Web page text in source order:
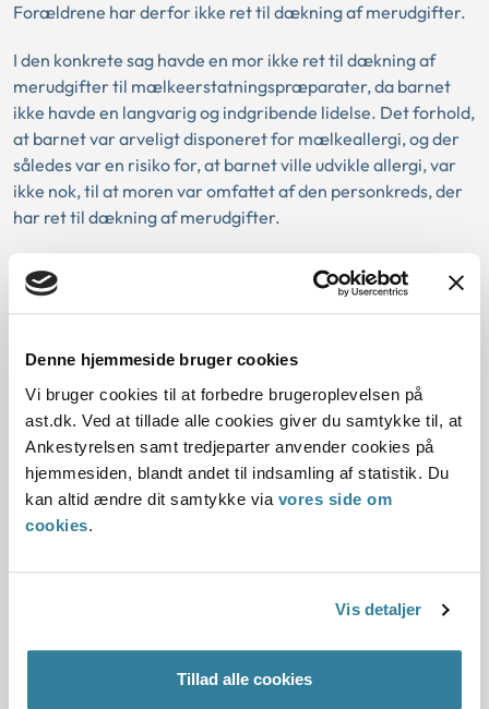
Denne hjemmeside bruger cookies
Vi bruger cookies til at forbedre brugeroplevelsen på
ast.dk. Ved at tillade alle cookies giver du samtykke til, at
Ankestyrelsen samt tredjeparter anvender cookies på
hjemmesiden, blandt andet til indsamling af statistik. Du
kan altid ændre dit samtykke via vores side om
cookies.
Vis detaljer
Tillad alle cookies
Forældrene har derfor ikke ret til dækning af merudgifter.
I den konkrete sag havde en mor ikke ret til dækning af
merudgifter til mælkeerstatningspræparater, da barnet
ikke havde en langvarig og indgribende lidelse. Det forhold,
at barnet var arveligt disponeret for mælkeallergi, og der
således var en risiko for, at barnet ville udvikle allergi, var
ikke nok, til at moren var omfattet af den personkreds, der
har ret til dækning af merudgifter.
Baggrund for at behandle sagen principielt
Reglerne
Den konkrete afgørelse